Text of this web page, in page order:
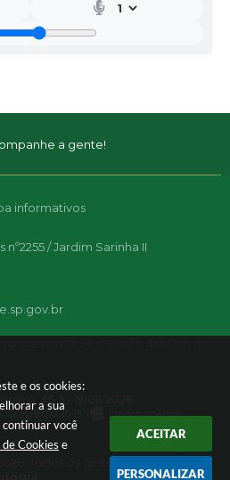
e os cookies:
a sua
continuar você
Cookies e
ACEITAR
PERSONALIZAR
a gente!
/ Jardim Sarinha II
informativos
07/08/2026 13:11 Dados Abertos
Todos os direitos